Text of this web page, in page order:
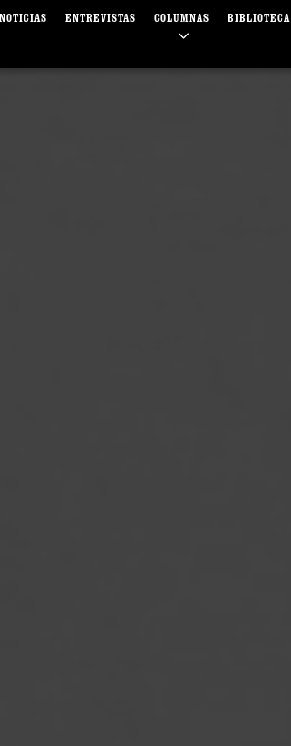
NOTICIAS ENTREVISTAS COLUMNAS BIBLIOTECA